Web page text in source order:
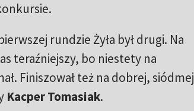
rundzie Żyła był drugi. Na
teraźniejszy, bo niestety na
Finiszował też na dobrej, siódmej
Kacper Tomasiak.